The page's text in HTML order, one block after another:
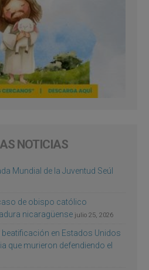
NOTICIAS
Mundial de la Juventud Seúl
de obispo católico
nicaragüense julio 25, 2026
en Estados Unidos
que murieron defendiendo el